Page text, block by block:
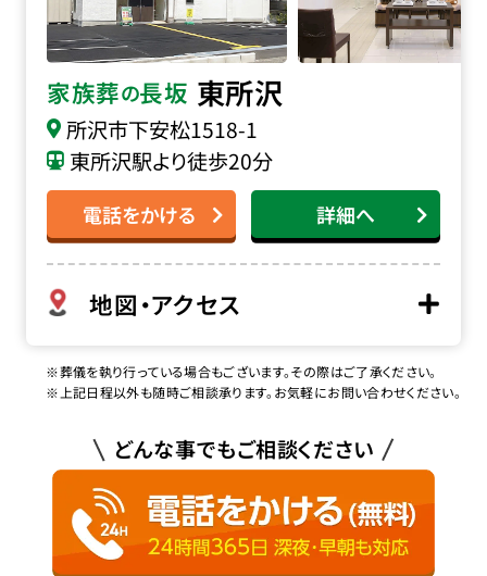
家族葬の長坂 東所沢
所沢市下安松1518-1
東所沢駅より徒歩20分
電話をかける 詳細へ
地図・アクセス
※葬儀を執り行っている場合もございます。その際はご了承ください。
※上記日程以外も随時ご相談承ります。お気軽にお問い合わせください。
どんな事でもご相談ください